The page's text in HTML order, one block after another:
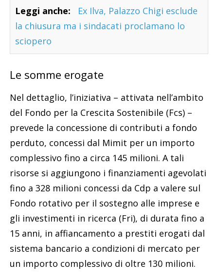
Leggi anche:
Ex Ilva, Palazzo Chigi esclude
la chiusura ma i sindacati proclamano lo
sciopero
Le somme erogate
Nel dettaglio, l’iniziativa – attivata nell’ambito
del Fondo per la Crescita Sostenibile (Fcs) –
prevede la concessione di contributi a fondo
perduto, concessi dal Mimit per un importo
complessivo fino a circa 145 milioni. A tali
risorse si aggiungono i finanziamenti agevolati
fino a 328 milioni concessi da Cdp a valere sul
Fondo rotativo per il sostegno alle imprese e
gli investimenti in ricerca (Fri), di durata fino a
15 anni, in affiancamento a prestiti erogati dal
sistema bancario a condizioni di mercato per
un importo complessivo di oltre 130 milioni.